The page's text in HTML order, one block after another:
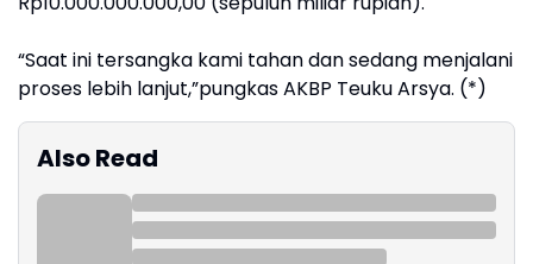
“Saat ini tersangka kami tahan dan sedang menjalani
proses lebih lanjut,”pungkas AKBP Teuku Arsya. (*)
Also Read